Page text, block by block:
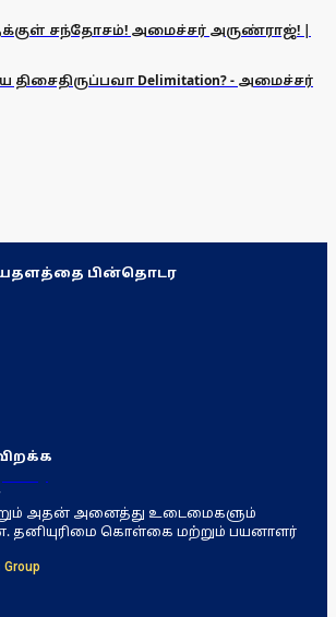
சந்தோசம்! அமைச்சர் அருண்ராஜ்! |
திசைதிருப்பவா Delimitation? - அமைச்சர்
பின்தொடர
அதன் அனைத்து உடைமைகளும்
தனியுரிமை கொள்கை மற்றும் பயனாளர்